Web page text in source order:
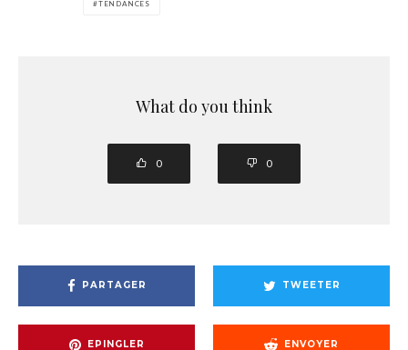
TENDANCES
What do you think
0 0
PARTAGER TWEETER
EPINGLER ENVOYER